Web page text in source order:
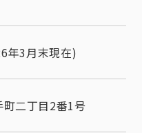
年3月末現在)
二丁目2番1号